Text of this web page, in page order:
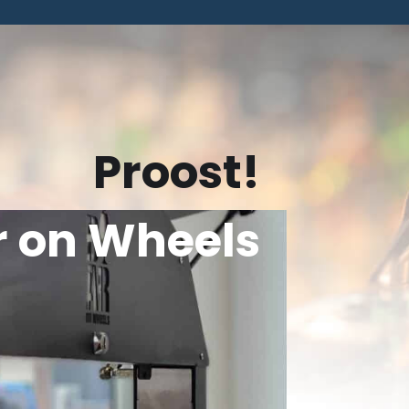
Proost!
on Wheels